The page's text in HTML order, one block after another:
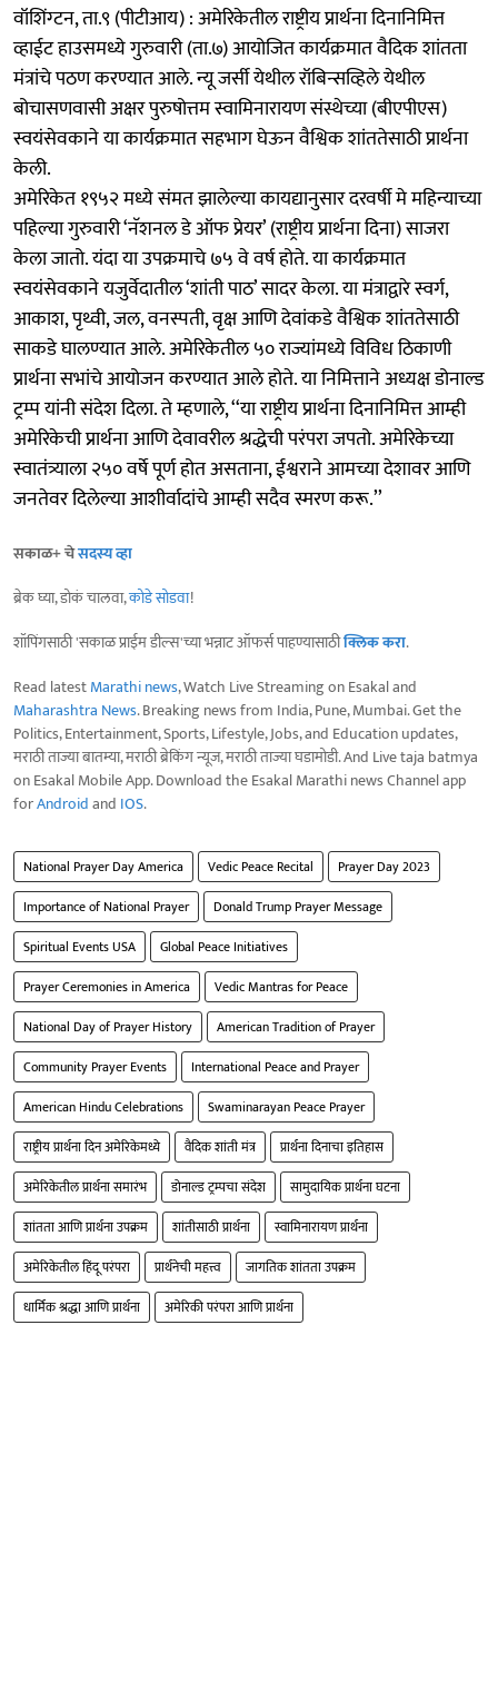
वॉशिंग्टन, ता.९ (पीटीआय) : अमेरिकेतील राष्ट्रीय प्रार्थना दिनानिमित्त
व्हाईट हाउसमध्ये गुरुवारी (ता.७) आयोजित कार्यक्रमात वैदिक शांतता
मंत्रांचे पठण करण्यात आले. न्यू जर्सी येथील रॉबिन्सव्हिले येथील
बोचासणवासी अक्षर पुरुषोत्तम स्वामिनारायण संस्थेच्या (बीएपीएस)
स्वयंसेवकाने या कार्यक्रमात सहभाग घेऊन वैश्विक शांततेसाठी प्रार्थना
केली.
अमेरिकेत १९५२ मध्ये संमत झालेल्या कायद्यानुसार दरवर्षी मे महिन्याच्या
पहिल्या गुरुवारी ‘नॅशनल डे ऑफ प्रेयर’ (राष्ट्रीय प्रार्थना दिना) साजरा
केला जातो. यंदा या उपक्रमाचे ७५ वे वर्ष होते. या कार्यक्रमात
स्वयंसेवकाने यजुर्वेदातील ‘शांती पाठ’ सादर केला. या मंत्राद्वारे स्वर्ग,
आकाश, पृथ्वी, जल, वनस्पती, वृक्ष आणि देवांकडे वैश्विक शांततेसाठी
साकडे घालण्यात आले. अमेरिकेतील ५० राज्यांमध्ये विविध ठिकाणी
प्रार्थना सभांचे आयोजन करण्यात आले होते. या निमित्ताने अध्यक्ष डोनाल्ड
ट्रम्प यांनी संदेश दिला. ते म्हणाले, ‘‘या राष्ट्रीय प्रार्थना दिनानिमित्त आम्ही
अमेरिकेची प्रार्थना आणि देवावरील श्रद्धेची परंपरा जपतो. अमेरिकेच्या
स्वातंत्र्याला २५० वर्षे पूर्ण होत असताना, ईश्वराने आमच्या देशावर आणि
जनतेवर दिलेल्या आशीर्वादांचे आम्ही सदैव स्मरण करू.’’
सकाळ+ चेसदस्य व्हा
ब्रेक घ्या, डोकं चालवा,कोडे सोडवा!
शॉपिंगसाठी 'सकाळ प्राईम डील्स'च्या भन्नाट ऑफर्स पाहण्यासाठीक्लिक करा.
Read latestMarathi news, Watch Live Streaming on Esakal and
Maharashtra News. Breaking news from India, Pune, Mumbai. Get the
Politics, Entertainment, Sports, Lifestyle, Jobs, and Education updates,
मराठी ताज्या बातम्या, मराठी ब्रेकिंग न्यूज, मराठी ताज्या घडामोडी. And Live taja batmya
on Esakal Mobile App. Download the Esakal Marathi news Channel app
forAndroidand IOS.
National Prayer Day America Vedic Peace Recital
Prayer Day 2023
Importance of National Prayer
Donald Trump Prayer Message
Spiritual Events USA
Global Peace Initiatives
Prayer Ceremonies in America
Vedic Mantras for Peace
National Day of Prayer History
American Tradition of Prayer
Community Prayer Events
International Peace and Prayer
American Hindu Celebrations
Swaminarayan Peace Prayer
राष्ट्रीय प्रार्थना दिन अमेरिकेमध्ये
वैदिक शांती मंत्र
प्रार्थना दिनाचा इतिहास
अमेरिकेतील प्रार्थना समारंभ
डोनाल्ड ट्रम्पचा संदेश
सामुदायिक प्रार्थना घटना
शांतता आणि प्रार्थना उपक्रम
शांतीसाठी प्रार्थना
स्वामिनारायण प्रार्थना
अमेरिकेतील हिंदू परंपरा
प्रार्थनेची महत्त्व
जागतिक शांतता उपक्रम
धार्मिक श्रद्धा आणि प्रार्थना
अमेरिकी परंपरा आणि प्रार्थना